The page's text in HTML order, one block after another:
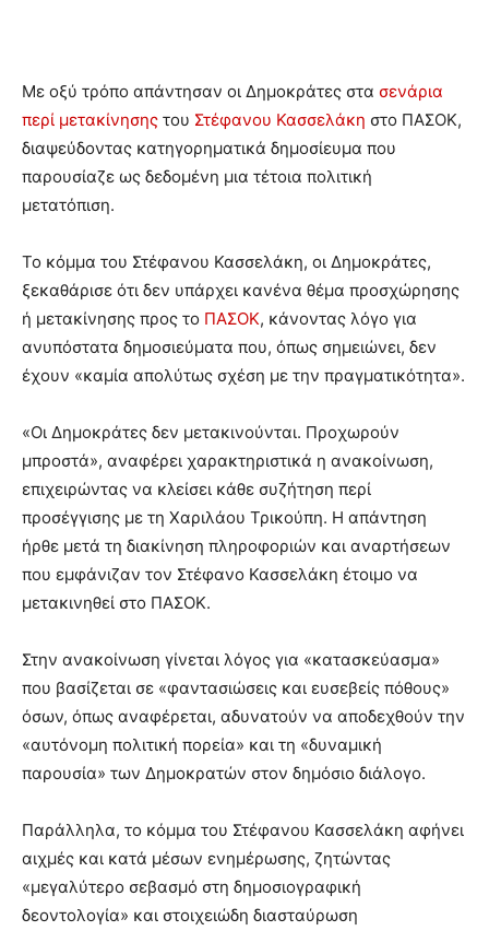
Με οξύ τρόπο απάντησαν οι Δημοκράτες στα σενάρια
περί μετακίνησης του Στέφανου Κασσελάκη στο ΠΑΣΟΚ,
διαψεύδοντας κατηγορηματικά δημοσίευμα που
παρουσίαζε ως δεδομένη μια τέτοια πολιτική
μετατόπιση.
Το κόμμα του Στέφανου Κασσελάκη, οι Δημοκράτες,
ξεκαθάρισε ότι δεν υπάρχει κανένα θέμα προσχώρησης
ή μετακίνησης προς το ΠΑΣΟΚ, κάνοντας λόγο για
ανυπόστατα δημοσιεύματα που, όπως σημειώνει, δεν
έχουν «καμία απολύτως σχέση με την πραγματικότητα».
«Οι Δημοκράτες δεν μετακινούνται. Προχωρούν
μπροστά», αναφέρει χαρακτηριστικά η ανακοίνωση,
επιχειρώντας να κλείσει κάθε συζήτηση περί
προσέγγισης με τη Χαριλάου Τρικούπη. Η απάντηση
ήρθε μετά τη διακίνηση πληροφοριών και αναρτήσεων
που εμφάνιζαν τον Στέφανο Κασσελάκη έτοιμο να
μετακινηθεί στο ΠΑΣΟΚ.
Στην ανακοίνωση γίνεται λόγος για «κατασκεύασμα»
που βασίζεται σε «φαντασιώσεις και ευσεβείς πόθους»
όσων, όπως αναφέρεται, αδυνατούν να αποδεχθούν την
«αυτόνομη πολιτική πορεία» και τη «δυναμική
παρουσία» των Δημοκρατών στον δημόσιο διάλογο.
Παράλληλα, το κόμμα του Στέφανου Κασσελάκη αφήνει
αιχμές και κατά μέσων ενημέρωσης, ζητώντας
«μεγαλύτερο σεβασμό στη δημοσιογραφική
δεοντολογία» και στοιχειώδη διασταύρωση